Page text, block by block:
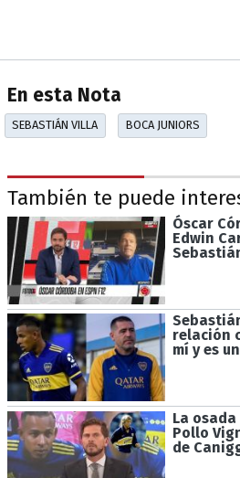
En esta Nota
SEBASTIÁN VILLA BOCA JUNIORS
También te puede
Óscar
Edwin
relación
mí y es
La
Pollo
de